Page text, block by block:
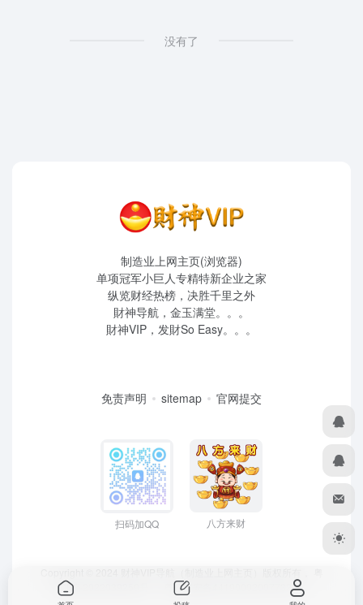
没有了
制造业上网主页(浏览器)
单项冠军小巨人专精特新企业之家
纵览财经热榜，决胜千里之外
財神导航，金玉满堂。。。
財神VIP，发財So Easy。。。
免责声明 sitemap 官网提交
扫码加QQ 八方来财
ICP备2022039259号
、 粤公网安备44190002007732号